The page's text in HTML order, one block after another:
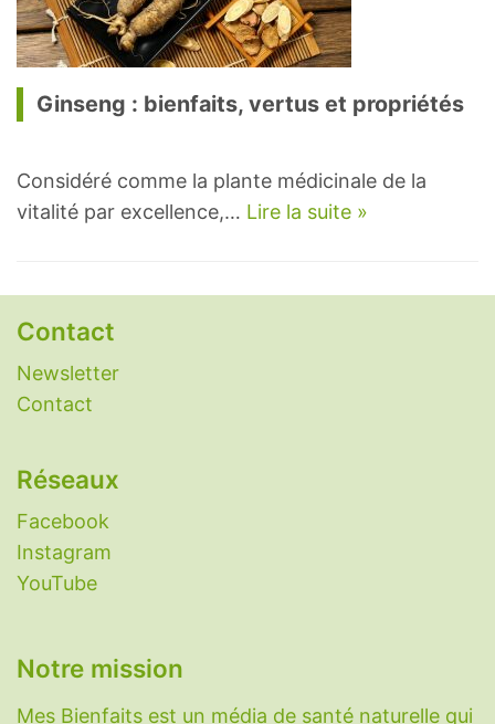
Ginseng : bienfaits, vertus et propriétés
Considéré comme la plante médicinale de la
vitalité par excellence,… Lire la suite »
Contact
Newsletter
Contact
Réseaux
Facebook
Instagram
YouTube
Notre mission
Mes Bienfaits est un média de santé naturelle qui